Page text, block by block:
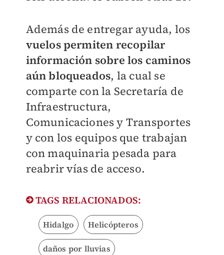
Además de entregar ayuda, los
vuelos permiten recopilar
información sobre los caminos
aún bloqueados, la cual se
comparte con la Secretaría de
Infraestructura,
Comunicaciones y Transportes
y con los equipos que trabajan
con maquinaria pesada para
reabrir vías de acceso.
TAGS RELACIONADOS:
Hidalgo Helicópteros
daños por lluvias